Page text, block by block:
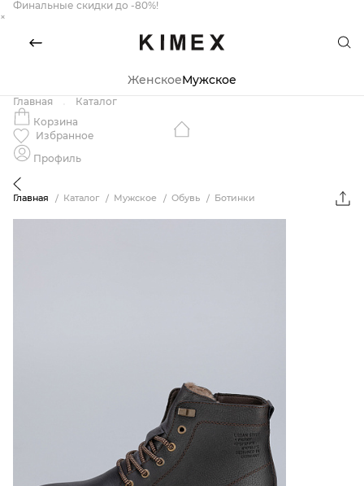
Финальные скидки до -80%!
×
ЖенскоеМужское
Главная
Каталог
Корзина
Избранное
Профиль
Главная Каталог Мужское Обувь Ботинки